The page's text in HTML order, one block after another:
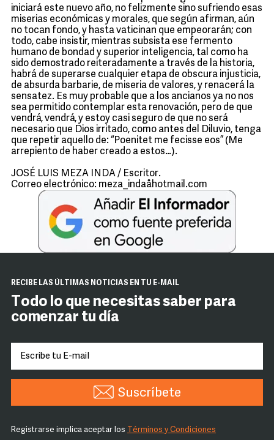
iniciará este nuevo año, no felizmente sino sufriendo esas
miserias económicas y morales, que según afirman, aún
no tocan fondo, y hasta vaticinan que empeorarán; con
todo, cabe insistir, mientras subsista ese fermento
humano de bondad y superior inteligencia, tal como ha
sido demostrado reiteradamente a través de la historia,
habrá de superarse cualquier etapa de obscura injusticia,
de absurda barbarie, de miseria de valores, y renacerá la
sensatez. Es muy probable que a los ancianos ya no nos
sea permitido contemplar esta renovación, pero de que
vendrá, vendrá, y estoy casi seguro de que no será
necesario que Dios irritado, como antes del Diluvio, tenga
que repetir aquello de: “Poenitet me fecisse eos” (Me
arrepiento de haber creado a estos…).
JOSÉ LUIS MEZA INDA / Escritor.
Correo electrónico: meza_indaåhotmail.com
RECIBE LAS ÚLTIMAS NOTICIAS EN TU E-MAIL
Todo lo que necesitas saber para
comenzar tu día
Suscríbete
Registrarse implica aceptar los Términos y Condiciones